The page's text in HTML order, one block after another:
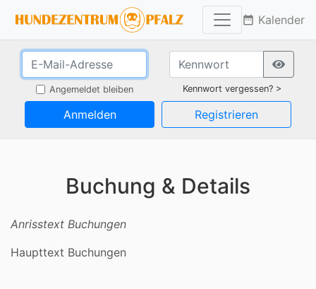
date_range Kalender
Angemeldet bleiben Kennwort vergessen? >
Anmelden Registrieren
Buchung & Details
Anrisstext Buchungen
Haupttext Buchungen